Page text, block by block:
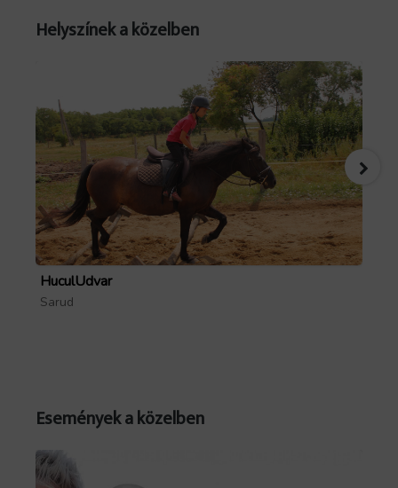
Helyszínek a közelben
HuculUdvar
Sarud
Események a közelben